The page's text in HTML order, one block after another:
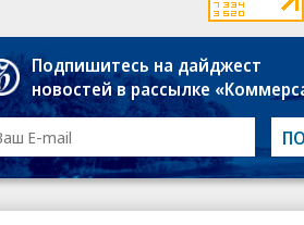
Партнерские проекты/материалы, новости
«Промо» и «Официальное сообщение»
На kommersant.ru применяются
Подпишитесь на дайджест
новостей в рассылке